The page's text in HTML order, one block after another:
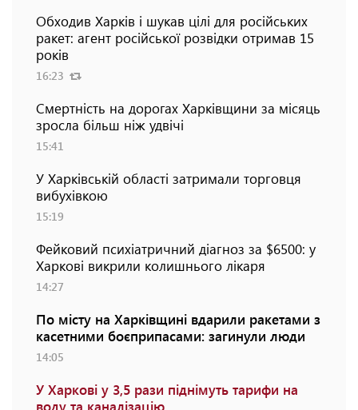
Обходив Харків і шукав цілі для російських
ракет: агент російської розвідки отримав 15
років
16:23
Смертність на дорогах Харківщини за місяць
зросла більш ніж удвічі
15:41
У Харківській області затримали торговця
вибухівкою
15:19
Фейковий психіатричний діагноз за $6500: у
Харкові викрили колишнього лікаря
14:27
По місту на Харківщині вдарили ракетами з
касетними боєприпасами: загинули люди
14:05
У Харкові у 3,5 рази піднімуть тарифи на
воду та каналізацію